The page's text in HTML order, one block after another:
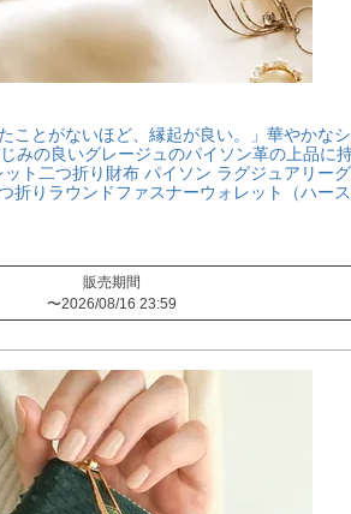
ことがないほど、縁起が良い。」華やかな
みの良いグレージュのパイソン革の上品に
ト二つ折り財布 パイソン ラグジュアリー
折りラウンドファスナーウォレット（ハー
販売期間
〜2026/08/16 23:59